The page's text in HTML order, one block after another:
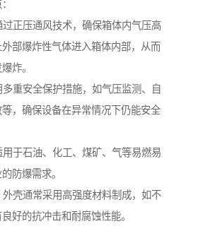
过正压通风技术，确保箱体内气压高
部爆炸性气体进入箱体内部，从而
炸。
重安全保护措施，如气压监测、自
，确保设备在异常情况下仍能安全
于石油、化工、煤矿、气等易燃易
防爆需求。
壳通常采用高强度材料制成，如不
好的抗冲击和耐腐蚀性能。